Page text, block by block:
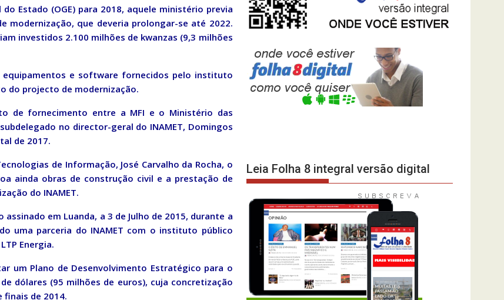
Estado (OGE) para 2018, aquele ministério previa
modernização, que deveria prolongar-se até 2022.
investidos 2.100 milhões de kwanzas (9,3 milhões
equipamentos e software fornecidos pelo instituto
do projecto de modernização.
de fornecimento entre a MFI e o Ministério das
no director-geral do INAMET, Domingos
de 2017.
de Informação, José Carvalho da Rocha, o
ainda obras de construção civil e a prestação de
do INAMET.
em Luanda, a 3 de Julho de 2015, durante a
uma parceria do INAMET com o instituto público
Energia.
um Plano de Desenvolvimento Estratégico para o
dólares (95 milhões de euros), cuja concretização
de 2014.
Leia Folha 8 integral versão digital